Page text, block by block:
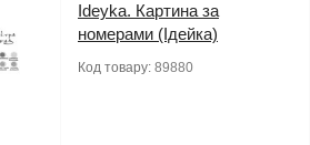
Ideyka. Картина за
номерами (Ідейка)
Код товару: 89880